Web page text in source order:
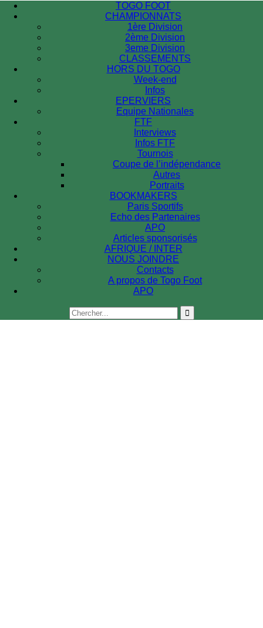
TOGO FOOT
CHAMPIONNATS
1ère Division
2ème Division
3eme Division
CLASSEMENTS
HORS DU TOGO
Week-end
Infos
EPERVIERS
Equipe Nationales
FTF
Interviews
Infos FTF
Tournois
Coupe de l’indépendance
Autres
Portraits
BOOKMAKERS
Paris Sportifs
Echo des Partenaires
APO
Articles sponsorisés
AFRIQUE / INTER
NOUS JOINDRE
Contacts
A propos de Togo Foot
APO